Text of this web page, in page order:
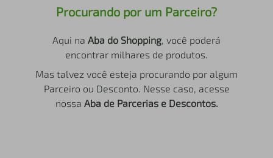
Procurando por um Parceiro?
Aqui na Aba do Shopping, você poderá
encontrar milhares de produtos.
Mas talvez você esteja procurando por algum
Parceiro ou Desconto. Nesse caso, acesse
nossa Aba de Parcerias e Descontos.